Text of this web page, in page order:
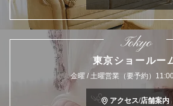
Tokyo
東京ショールー
金曜 / 土曜営業（要予約）
アクセス/店舗案内